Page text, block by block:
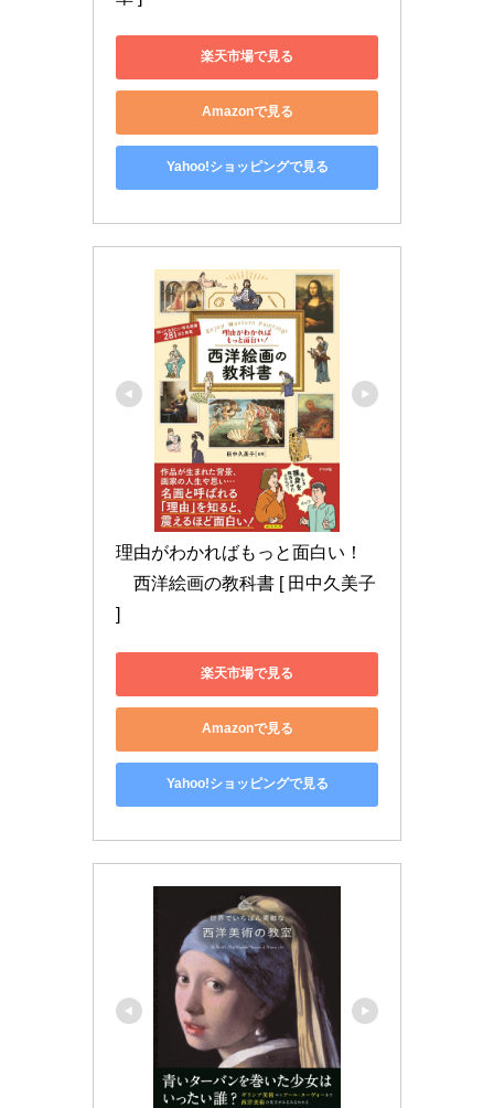
楽天市場で見る
Amazonで見る
Yahoo!ショッピングで見る
理由がわかればもっと面白い！
西洋絵画の教科書 [ 田中久美子
]
楽天市場で見る
Amazonで見る
Yahoo!ショッピングで見る